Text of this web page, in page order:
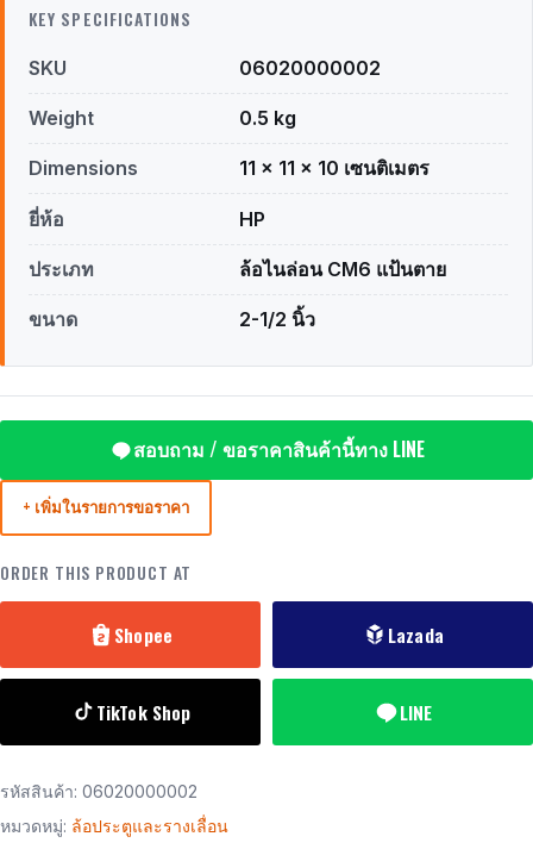
KEY SPECIFICATIONS
SKU 06020000002
Weight 0.5 kg
Dimensions 11 × 11 × 10 เซนติเมตร
ยี่ห้อ HP
ประเภท ล้อไนล่อน CM6 แป้นตาย
ขนาด 2-1/2 นิ้ว
สอบถาม / ขอราคาสินค้านี้ทาง LINE
+ เพิ่มในรายการขอราคา
ORDER THIS PRODUCT AT
Shopee Lazada
TikTok Shop LINE
รหัสสินค้า: 06020000002
หมวดหมู่: ล้อประตูและรางเลื่อน